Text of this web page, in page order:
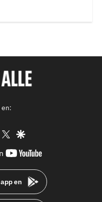
instagram
twittergoogle
youtube-
en